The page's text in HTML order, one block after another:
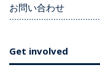
お問い合わせ
Get involved